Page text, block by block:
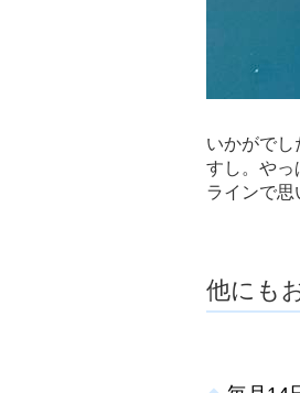
いかがでし
すし。や
ラインで
他にも